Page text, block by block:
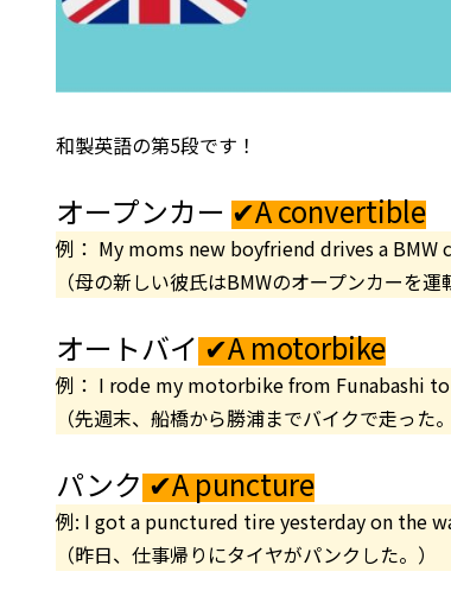
和製英語の第5段です！
オープンカー ✔A convertible
例： My moms new boyfriend drives a BMW
（母の新しい彼氏はBMWのオープンカーを運
オートバイ✔A motorbike
例： I rode my motorbike from Funabashi
（先週末、船橋から勝浦までバイクで走った。
パンク✔A puncture
例: I got a punctured tire yesterday on the
（昨日、仕事帰りにタイヤがパンクした。）